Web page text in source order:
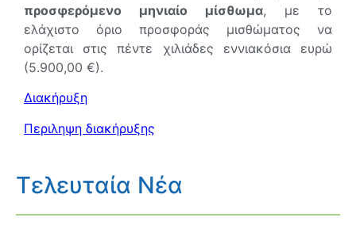
προσφερόμενο μηνιαίο μίσθωμα, με το
ελάχιστο όριο προσφοράς μισθώματος να
ορίζεται στις πέντε χιλιάδες εννιακόσια ευρώ
(5.900,00 €).
Διακήρυξη
Περιληψη διακήρυξης
Τελευταία Νέα